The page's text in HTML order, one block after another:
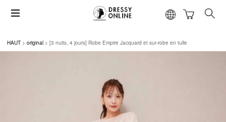
HAUT original [3 nuits, 4 jours] Robe Empire Jacquard et sur-robe en tulle